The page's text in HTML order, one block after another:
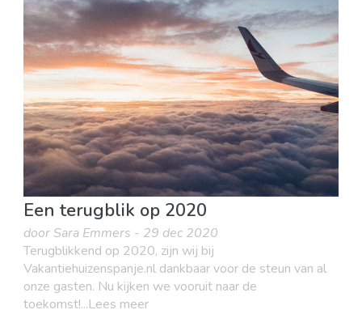
Een terugblik op 2020
door Sara Emmers - 29 dec 2020
Terugblikkend op 2020, zijn wij bij
Vakantiehuizenspanje.nl dankbaar voor de steun van al
onze gasten. Nu kijken we vooruit naar de
toekomst!...Lees meer